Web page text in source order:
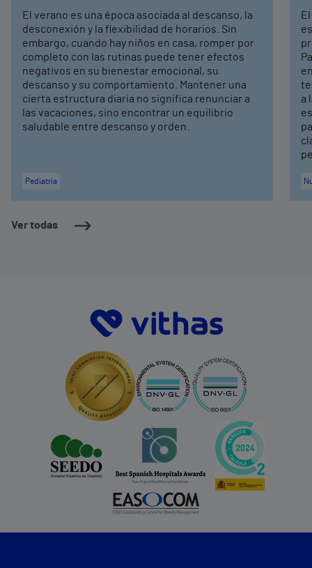
Ver todas
El verano es una época asociada al descanso, la
desconexión y la flexibilidad de horarios. Sin
embargo, cuando hay niños en casa, romper por
completo con las rutinas puede tener efectos
negativos en su bienestar emocional, su
descanso y su comportamiento. Mantener una
cierta estructura diaria no significa renunciar a
las vacaciones, sino encontrar un equilibrio
saludable entre descanso y orden.
Pediatría
a